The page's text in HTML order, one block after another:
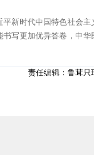
新时代中国特色社会主
写更加优异答卷，中华
责任编辑： 鲁茸只